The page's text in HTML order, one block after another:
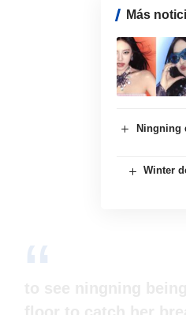
Más
Ningning
Winter